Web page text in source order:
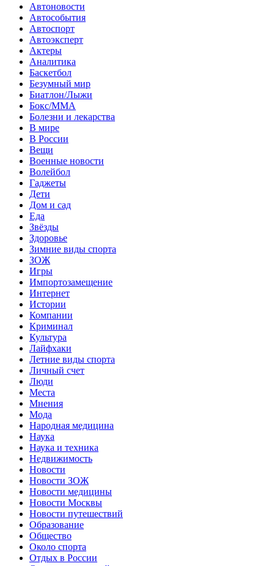
Автоновости
Автособытия
Автоспорт
Автоэксперт
Актеры
Аналитика
Баскетбол
Безумный мир
Биатлон/Лыжи
Бокс/MMA
Болезни и лекарства
В мире
В России
Вещи
Военные новости
Волейбол
Гаджеты
Дети
Дом и сад
Еда
Звёзды
Здоровье
Зимние виды спорта
ЗОЖ
Игры
Импортозамещение
Интернет
Истории
Компании
Криминал
Культура
Лайфхаки
Летние виды спорта
Личный счет
Люди
Места
Мнения
Мода
Народная медицина
Наука
Наука и техника
Недвижимость
Новости
Новости ЗОЖ
Новости медицины
Новости Москвы
Новости путешествий
Образование
Общество
Около спорта
Отдых в России